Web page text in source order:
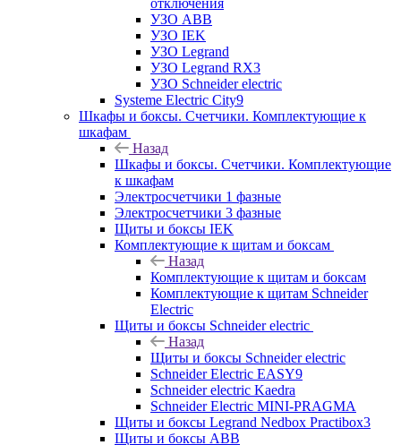
УЗО ABB
УЗО IEK
УЗО Legrand
УЗО Legrand RX3
УЗО Schneider electric
Systeme Electric City9
Шкафы и боксы. Счетчики. Комплектующие к
шкафам
Назад
Шкафы и боксы. Счетчики. Комплектующие
к шкафам
Электросчетчики 1 фазные
Электросчетчики 3 фазные
Щиты и боксы IEK
Комплектующие к щитам и боксам
Назад
Комплектующие к щитам и боксам
Комплектующие к щитам Schneider
Electric
Щиты и боксы Schneider electric
Назад
Щиты и боксы Schneider electric
Schneider Electric EASY9
Schneider electric Kaedra
Schneider Electric MINI-PRAGMA
Щиты и боксы Legrand Nedbox Practibox3
Щиты и боксы ABB